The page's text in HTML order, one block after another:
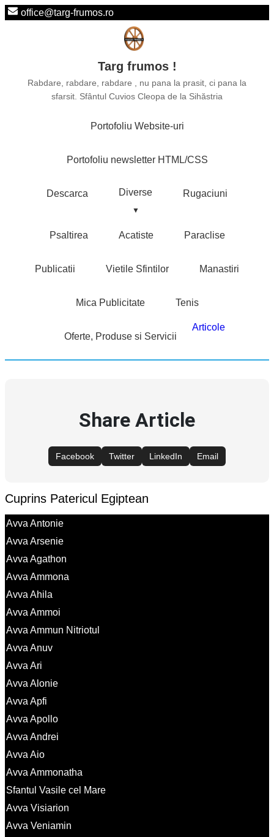
office@targ-frumos.ro
Targ frumos !
Rabdare, rabdare, rabdare , nu pana la prasit, ci pana la
sfarsit. Sfântul Cuvios Cleopa de la Sihăstria
Portofoliu Website-uri
Portofoliu newsletter HTML/CSS
Descarca Diverse Rugaciuni
Psaltirea Acatiste Paraclise
Publicatii Vietile Sfintilor Manastiri
Mica Publicitate Tenis
Oferte, Produse si Servicii
Articole
Share Article
Facebook Twitter LinkedIn Email
Cuprins Patericul Egiptean
Avva Antonie
Avva Arsenie
Avva Agathon
Avva Ammona
Avva Ahila
Avva Ammoi
Avva Ammun Nitriotul
Avva Anuv
Avva Ari
Avva Alonie
Avva Apfi
Avva Apollo
Avva Andrei
Avva Aio
Avva Ammonatha
Sfantul Vasile cel Mare
Avva Visiarion
Avva Veniamin